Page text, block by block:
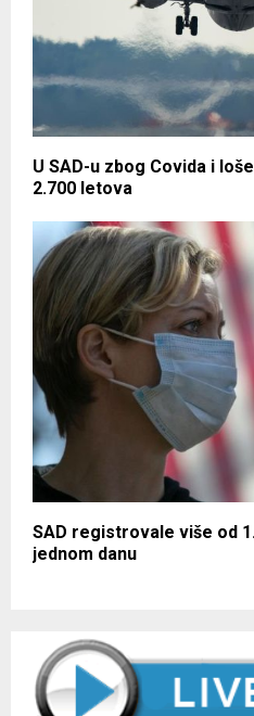
U SAD-u zbog Covida i
2.700 letova
SAD registrovale više od
jednom danu